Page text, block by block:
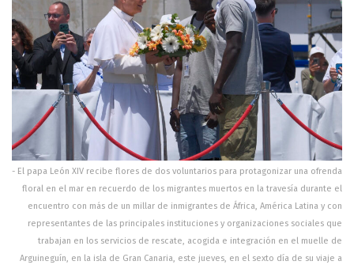
- El papa León XIV recibe flores de dos voluntarios para protagonizar una ofrenda
floral en el mar en recuerdo de los migrantes muertos en la travesía durante el
encuentro con más de un millar de inmigrantes de África, América Latina y con
representantes de las principales instituciones y organizaciones sociales que
trabajan en los servicios de rescate, acogida e integración en el muelle de
Arguineguín, en la isla de Gran Canaria, este jueves, en el sexto día de su viaje a